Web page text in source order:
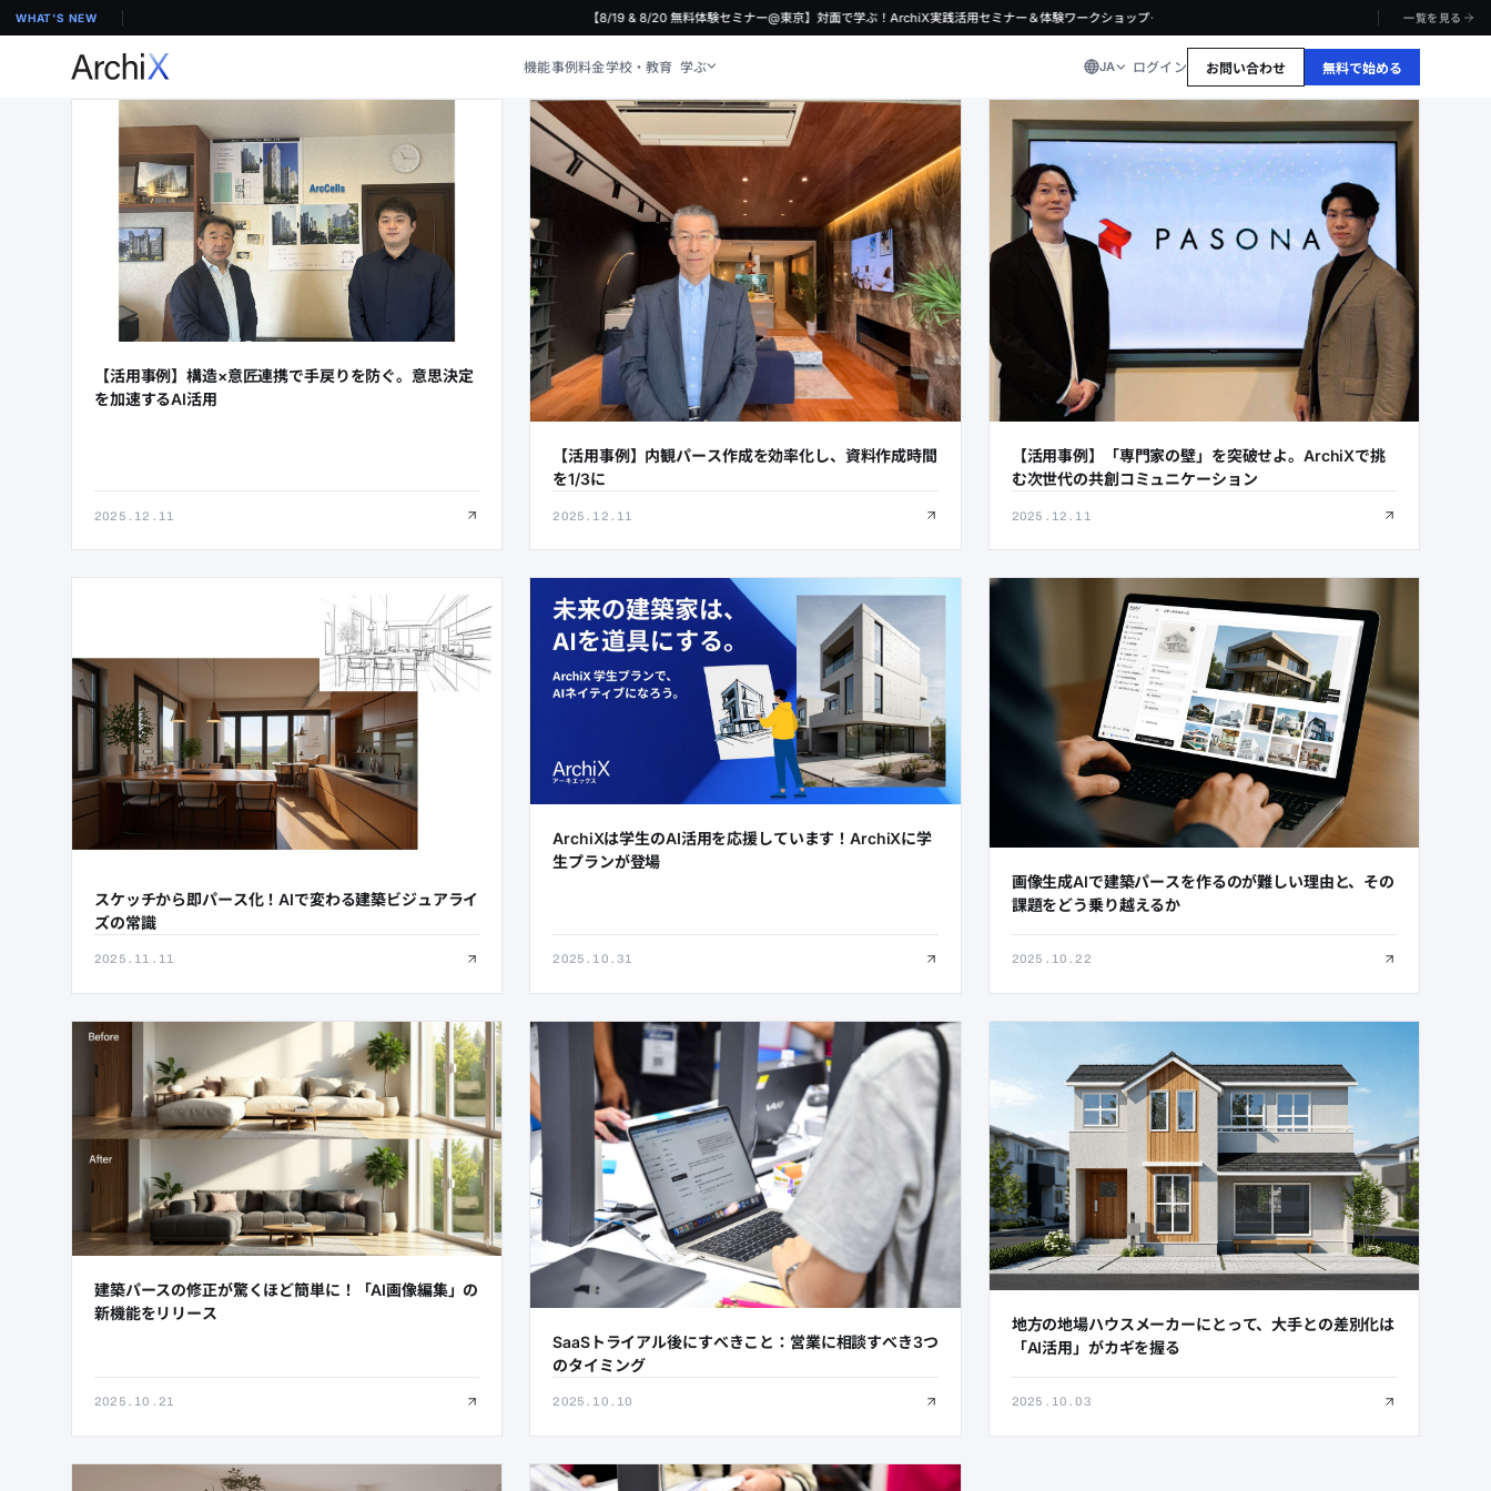
WHAT'S NEW 【8/19 & 8/20 無料体験セミナー@東京】対面で学ぶ！ArchiX実践活用セミナー＆体験ワークショップ· 一覧を見る
機能事例料金学校・教育 学ぶ JA ログイン お問い合わせ 無料で始める
【活用事例】構造×意匠連携で手戻りを防ぐ。意思決定
を加速するAI活用
2025.12.11
【活用事例】内観パース作成を効率化し、資料作成時間
を1/3に
2025.12.11
【活用事例】「専門家の壁」を突破せよ。ArchiXで挑
む次世代の共創コミュニケーション
2025.12.11
スケッチから即パース化！AIで変わる建築ビジュアライ
ズの常識
2025.11.11
ArchiXは学生のAI活用を応援しています！ArchiXに学
生プランが登場
2025.10.31
画像生成AIで建築パースを作るのが難しい理由と、その
課題をどう乗り越えるか
2025.10.22
建築パースの修正が驚くほど簡単に！「AI画像編集」の
新機能をリリース
2025.10.21
SaaSトライアル後にすべきこと：営業に相談すべき3つ
のタイミング
2025.10.10
地方の地場ハウスメーカーにとって、大手との差別化は
「AI活用」がカギを握る
2025.10.03